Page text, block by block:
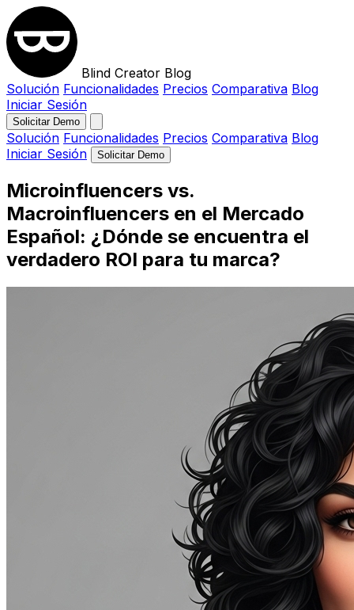
Blind Creator Blog
Solución Funcionalidades Precios Comparativa Blog
Iniciar Sesión
Solicitar Demo
Solución Funcionalidades Precios Comparativa Blog
Iniciar Sesión
Solicitar Demo
Microinfluencers vs.
Macroinfluencers en el Mercado
Español: ¿Dónde se encuentra el
verdadero ROI para tu marca?